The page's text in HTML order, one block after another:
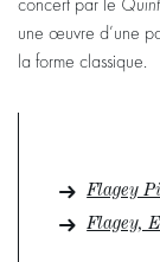
concert par le
une œuvre d’une
la forme classique.
Flagey
Flagey,